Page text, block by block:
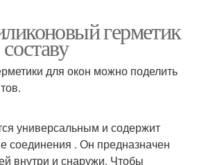
герметик
для окон можно поделить
универсальным и содержит
соединения . Он предназначен
внутри и снаружи. Чтобы